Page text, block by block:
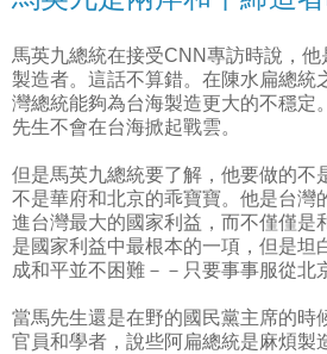
馬英九總統在接受CNN專訪時說，
製造者。這話不算錯。在陳水扁總統
灣總統能夠為台海製造更大的不穩定
先生不會在台海掀起戰雲。
但是馬英九總統要了解，他要做的不
不是華府和北京的乖寶寶。他是台灣
進台灣最大的國家利益，而不僅僅是
是國家利益中最根本的一項，但是坦
成和平並不困難－－只要事事服從北
當馬先生還是在野的國民黨主席的時
官員和學者，說些阿扁總統是麻煩製